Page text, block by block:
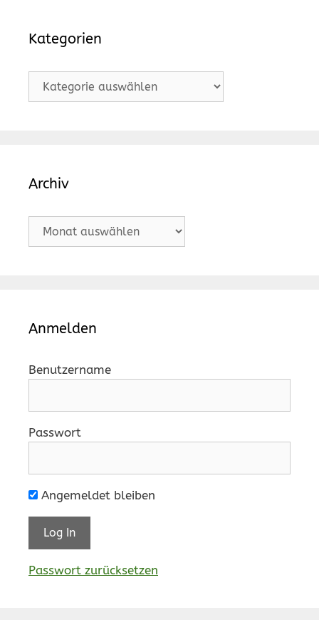
Kategorien
Kategorien
Archiv
Archiv
Anmelden
Benutzername
Passwort
Angemeldet bleiben
Passwort zurücksetzen